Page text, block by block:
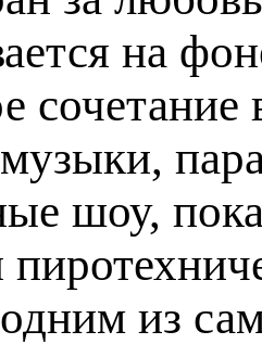
на
сочетание
шоу,
из